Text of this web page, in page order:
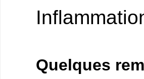
Quelques